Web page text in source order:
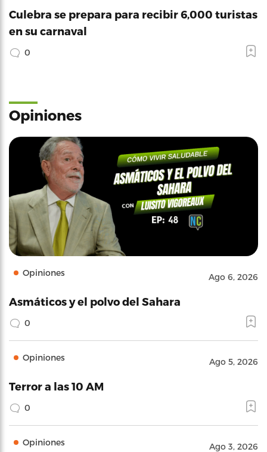
Culebra se prepara para recibir 6,000 turistas
en su carnaval
0
Opiniones
Opiniones Ago 6, 2026
Asmáticos y el polvo del Sahara
0
Opiniones Ago 5, 2026
Terror a las 10 AM
0
Opiniones Ago 3, 2026